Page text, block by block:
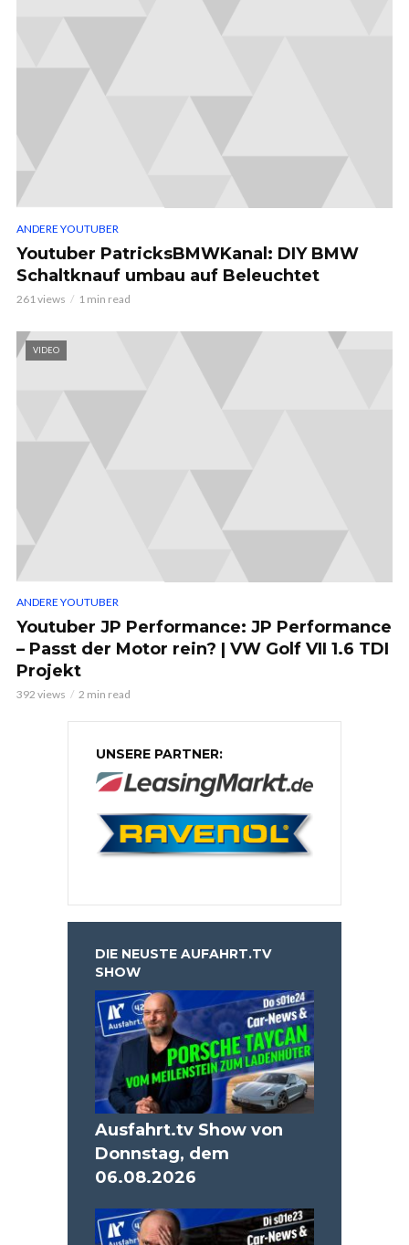
ANDERE YOUTUBER
Youtuber PatricksBMWKanal: DIY BMW
Schaltknauf umbau auf Beleuchtet
261 views 1 min read
VIDEO
ANDERE YOUTUBER
Youtuber JP Performance: JP Performance
– Passt der Motor rein? | VW Golf VII 1.6 TDI
Projekt
392 views 2 min read
UNSERE PARTNER:
DIE NEUSTE AUFAHRT.TV
SHOW
Ausfahrt.tv Show von
Donnstag, dem
06.08.2026